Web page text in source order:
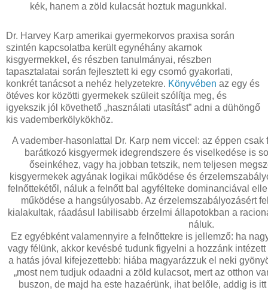
kék, hanem a zöld kulacsát hoztuk magunkkal.
Dr. Harvey Karp amerikai gyermekorvos praxisa során
szintén kapcsolatba került egynéhány akarnok
kisgyermekkel, és részben tanulmányai, részben
tapasztalatai során fejlesztett ki egy csomó gyakorlati,
konkrét tanácsot a nehéz helyzetekre. Könyvében az egy és
ötéves kor közötti gyermekek szüleit szólítja meg, és
igyekszik jól követhető „használati utasítást” adni a dühöngő
kis vademberkölykökhöz.
A vadember-hasonlattal Dr. Karp nem viccel: az éppen
barátkozó kisgyermek idegrendszere és viselkedése is
őseinkéhez, vagy ha jobban tetszik, nem teljesen
kisgyermekek agyának logikai működése és
felnőttekétől, náluk a felnőtt bal agyfélteke dominanciával
működése a hangsúlyosabb. Az érzelemszabályozásért
kialakultak, ráadásul labilisabb érzelmi állapotokban a
náluk.
Ez egyébként valamennyire a felnőttekre is jellemző: ha
vagy félünk, akkor kevésbé tudunk figyelni a hozzánk
a hatás jóval kifejezettebb: hiába magyarázzuk el neki
„most nem tudjuk odaadni a zöld kulacsot, mert az otthon
buszon, de majd ha este hazaérünk, ihat belőle, addig is